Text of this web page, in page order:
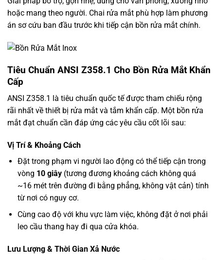
hoặc mang theo người. Chai rửa mắt phù hợp làm phương
án sơ cứu ban đầu trước khi tiếp cận bồn rửa mắt chính.
Tiêu Chuẩn ANSI Z358.1 Cho Bồn Rửa Mắt Khẩn
Cấp
ANSI Z358.1 là tiêu chuẩn quốc tế được tham chiếu rộng
rãi nhất về thiết bị rửa mắt và tắm khẩn cấp. Một bồn rửa
mắt đạt chuẩn cần đáp ứng các yêu cầu cốt lõi sau:
Vị Trí & Khoảng Cách
Đặt trong phạm vi người lao động có thể tiếp cận trong
vòng 10 giây(tương đương khoảng cách không quá
~16 mét trên đường đi bằng phẳng, không vật cản) tính
từ nơi có nguy cơ.
Cùng cao độ với khu vực làm việc, không đặt ở nơi phải
leo cầu thang hay đi qua cửa khóa.
Lưu Lượng & Thời Gian Xả Nước